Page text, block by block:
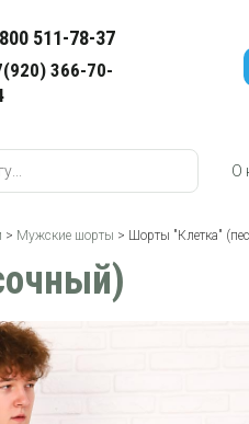
511-78-37
366-70-
О
> Мужские шорты > Шорты "Клетка"